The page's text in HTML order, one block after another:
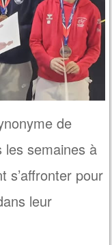
de
les semaines à
s’affronter pour
leur